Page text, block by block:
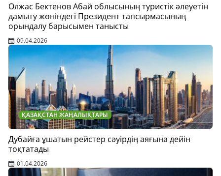
Олжас Бектенов Абай облысының туристік әлеуетін
дамыту жөніндегі Президент тапсырмасының
орындалу барысымен танысты
09.04.2026
ҚАЗАҚСТАН ЖАҢАЛЫҚТАРЫ
Дубайға ұшатын рейстер сәуірдің аяғына дейін
тоқтатады
01.04.2026